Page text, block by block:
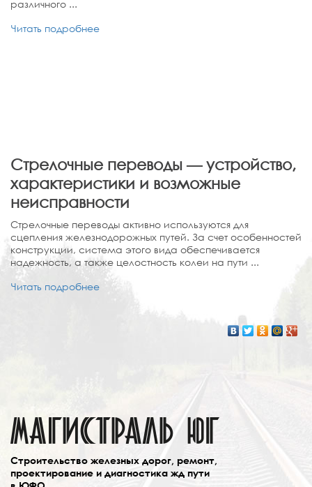
различного ...
Читать подробнее
Стрелочные переводы — устройство,
характеристики и возможные
неисправности
Стрелочные переводы активно используются для
сцепления железнодорожных путей. За счет особенностей
конструкции, система этого вида обеспечивается
надежность, а также целостность колеи на пути ...
Читать подробнее
Cтроительство железных дорог, ремонт,
проектирование и диагностика жд пути